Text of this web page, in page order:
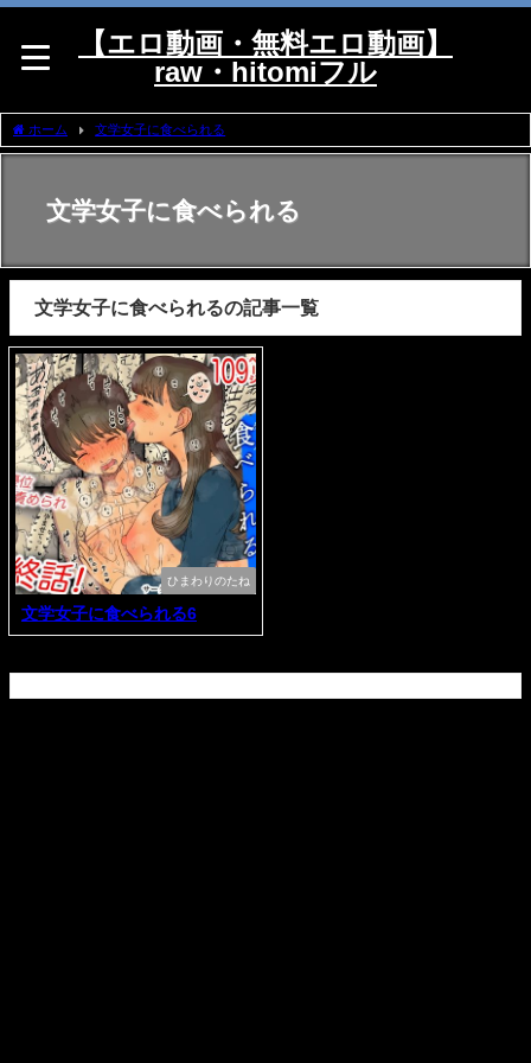
【エロ動画・無料エロ動画】
raw・hitomiフル
ホーム 文学女子に食べられる
文学女子に食べられる
文学女子に食べられるの記事一覧
ひまわりのたね
文学女子に食べられる6